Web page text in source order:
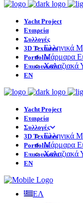
Yacht Project
Εταιρεία
Συλλογές
Ελληνικά
Μάρμαρα
Χαλαζιακά
3D Textures
Portfolio
Επικοινωνία
EN
Yacht Project
Εταιρεία
Συλλογές
Ελληνικά
Μάρμαρα
Χαλαζιακά
3D Textures
Portfolio
Επικοινωνία
EN
ΕΛ